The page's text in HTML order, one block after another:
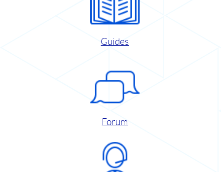
Guides
Forum